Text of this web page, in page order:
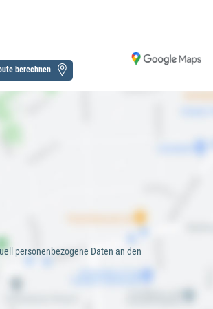
berechnen
personenbezogene Daten an den